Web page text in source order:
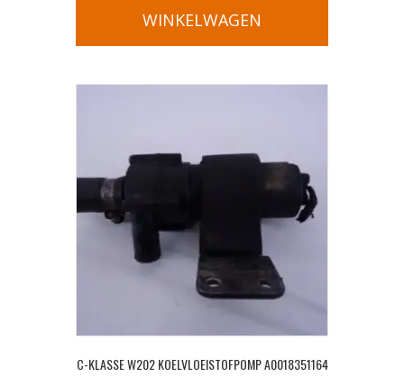
WINKELWAGEN
C-KLASSE W202 KOELVLOEISTOFPOMP A0018351164